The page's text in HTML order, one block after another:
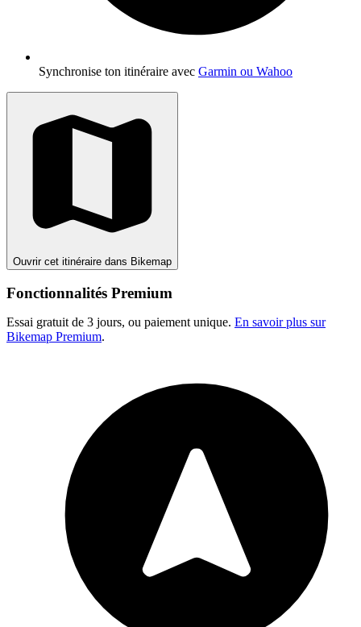
Synchronise ton itinéraire avec Garmin ou Wahoo
Ouvrir cet itinéraire dans Bikemap
Fonctionnalités Premium
Essai gratuit de 3 jours, ou paiement unique. En savoir plus sur
Bikemap Premium.